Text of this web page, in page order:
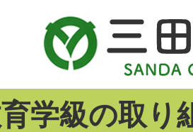
学級の取り